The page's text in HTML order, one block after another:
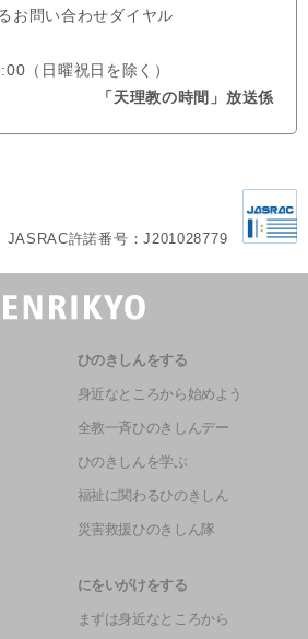
お問い合わせダイヤル
（日曜祝日を除く）
「天理教の時間」放送係
JASRAC許諾番号：J201028779
ひのきしんをする
身近なところから始めよう
全教一斉ひのきしんデー
ひのきしんを学ぶ
福祉に関わるひのきしん
災害救援ひのきしん隊
にをいがけをする
まずは身近なところから